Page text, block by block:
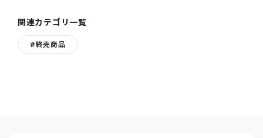
関連カテゴリ一覧
#終売商品